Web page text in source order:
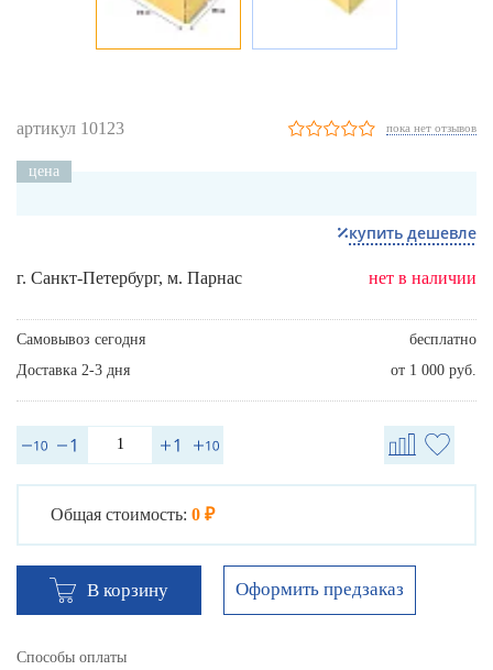
артикул 10123 пока нет отзывов
цена
купить дешевле
г. Санкт-Петербург, м. Парнас нет в наличии
Самовывоз сегодня
бесплатно
Доставка 2-3 дня
от 1 000 руб.
Общая стоимость: 0 ₽
В корзину Оформить предзаказ
Способы оплаты